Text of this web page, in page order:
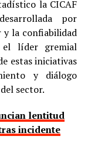
la CICAF
por
y la confiabilidad
el líder gremial
estas iniciativas
y diálogo
sector.
lentitud
incidente